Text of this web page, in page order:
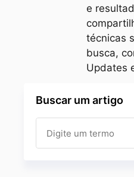
e
técnicas
busca,
Updates
Buscar um artigo